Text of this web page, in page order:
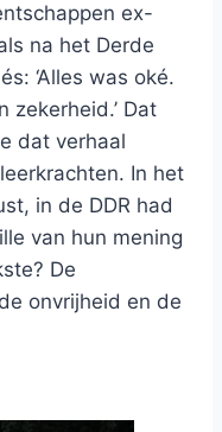
ex-
na het Derde
‘Alles was oké.
zekerheid.’ Dat
dat verhaal
In het
in de DDR had
van hun mening
De
onvrijheid en de